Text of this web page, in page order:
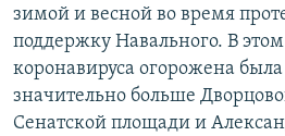
зимой и весной во время
поддержку Навального. В этом
коронавируса огорожена
значительно больше
Сенатской площади и